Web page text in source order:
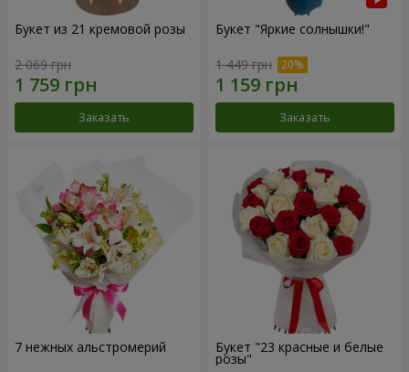
Букет из 21 кремовой розы
2 069 грн
Заказать
Букет "Яркие солнышки!"
1 449 грн
Заказать
7 нежных альстромерий Букет "23 красные и белые
розы"